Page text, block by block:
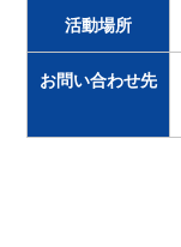
活動場所
お問い合わせ先